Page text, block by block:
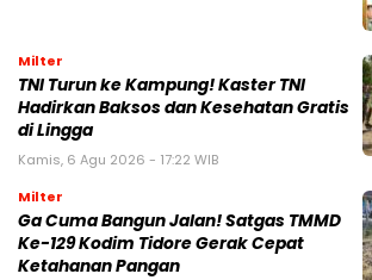
Milter
TNI Turun ke Kampung! Kaster TNI
Hadirkan Baksos dan Kesehatan Gratis
di Lingga
Kamis, 6 Agu 2026 - 17:22 WIB
Milter
Ga Cuma Bangun Jalan! Satgas TMMD
Ke-129 Kodim Tidore Gerak Cepat
Ketahanan Pangan